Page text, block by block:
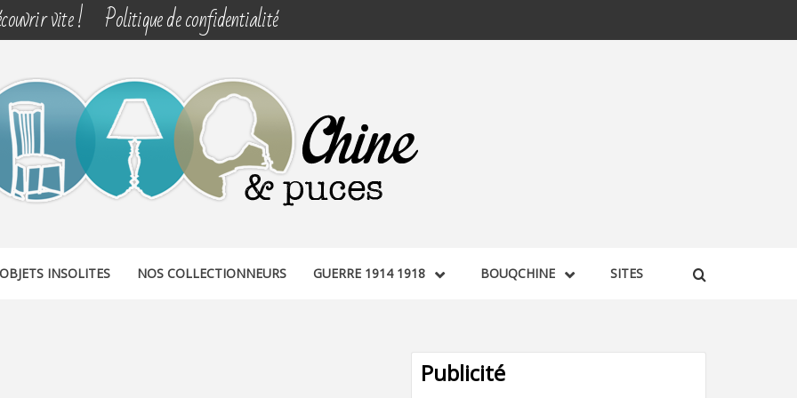
vite ! Politique de confidentialité
PUCES
OBJETS INSOLITES NOS COLLECTIONNEURS GUERRE 1914 1918 BOUQCHINE SITES
Publicité